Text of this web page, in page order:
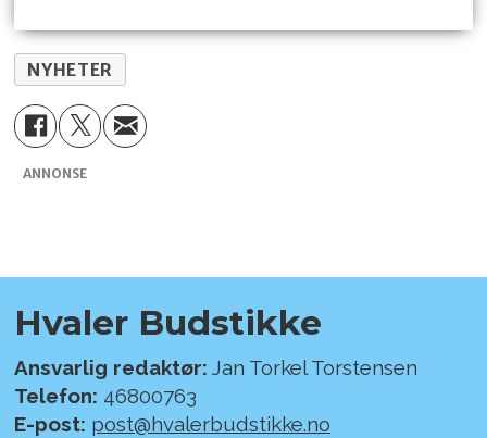
NYHETER
ANNONSE
Hvaler Budstikke
Ansvarlig redaktør: Jan Torkel Torstensen
Telefon: 46800763
E-post: post@hvalerbudstikke.no